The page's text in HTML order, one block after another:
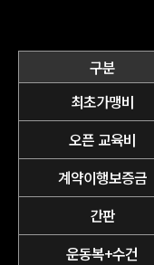
구분
최초가맹비
오픈 교육비
계약이행보증금
간판
운동복+수건